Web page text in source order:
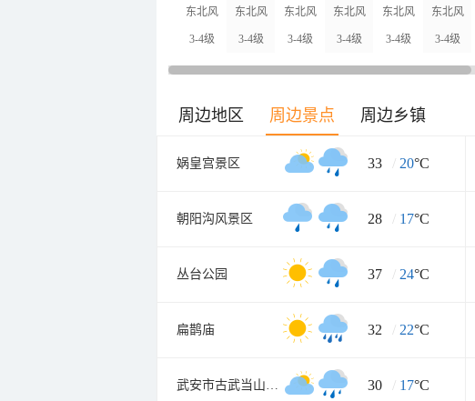
东北风
3-4级
东北风
3-4级
东北风
3-4级
东北风
3-4级
东北风
3-4级
东北风
3-4级
周边地区 周边景点 周边乡镇
娲皇宫景区 33 / 20°C
朝阳沟风景区 28 / 17°C
丛台公园 37 / 24°C
扁鹊庙 32 / 22°C
武安市古武当山景区 30 / 17°C